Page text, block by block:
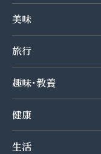
美味
旅行
趣味･教養
健康
生活